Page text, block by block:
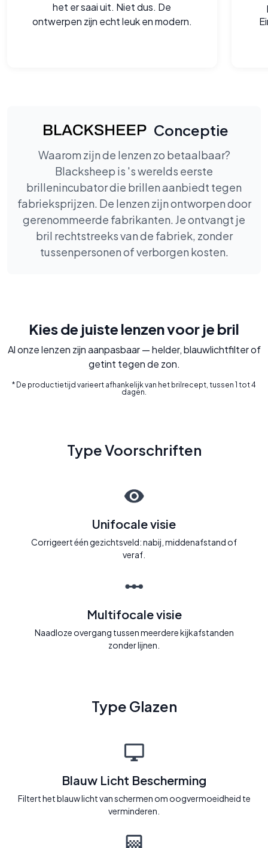
het er saai uit. Niet dus. De
ontwerpen zijn echt leuk en modern.
Conceptie
Waarom zijn de lenzen zo betaalbaar?
Blacksheep is 's werelds eerste
brillenincubator die brillen aanbiedt tegen
fabrieksprijzen. De lenzen zijn ontworpen door
gerenommeerde fabrikanten. Je ontvangt je
bril rechtstreeks van de fabriek, zonder
tussenpersonen of verborgen kosten.
Kies de juiste lenzen voor je bril
Al onze lenzen zijn aanpasbaar — helder, blauwlichtfilter of
getint tegen de zon.
* De productietijd varieert afhankelijk van het brilrecept, tussen 1 tot 4
dagen.
Type Voorschriften
Unifocale visie
Corrigeert één gezichtsveld: nabij, middenafstand of
veraf.
Multifocale visie
Naadloze overgang tussen meerdere kijkafstanden
zonder lijnen.
Type Glazen
Blauw Licht Bescherming
Filtert het blauw licht van schermen om oogvermoeidheid te
verminderen.